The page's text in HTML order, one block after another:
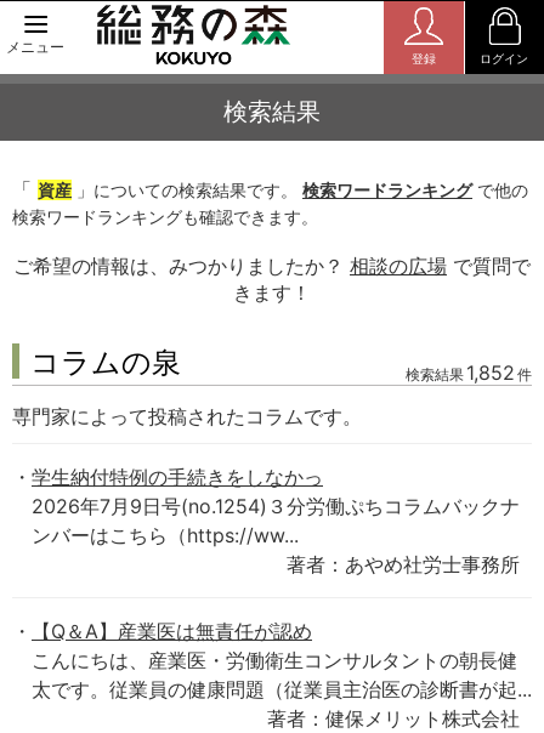
メニュー
登録 ログイン
検索結果
「 資産 」についての検索結果です。 検索ワードランキングで他の
検索ワードランキングも確認できます。
ご希望の情報は、みつかりましたか？ 相談の広場 で質問で
きます！
コラムの泉 検索結果 1,852 件
専門家によって投稿されたコラムです。
学生納付特例の手続きをしなかっ
2026年7月9日号(no.1254)３分労働ぷちコラムバックナ
ンバーはこちら（https://ww...
著者：あやめ社労士事務所
【Q＆A】産業医は無責任が認め
こんにちは、産業医・労働衛生コンサルタントの朝長健
太です。従業員の健康問題（従業員主治医の診断書が起...
著者：健保メリット株式会社